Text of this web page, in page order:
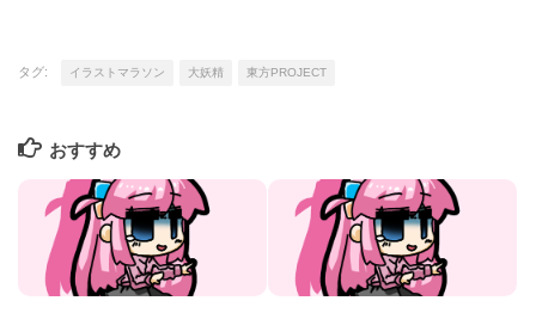
タグ: イラストマラソン 大妖精 東方PROJECT
おすすめ